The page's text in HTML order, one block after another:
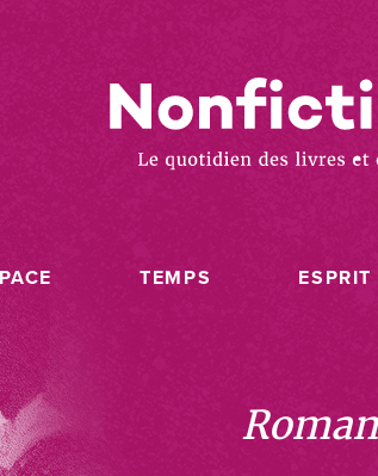
TEMPS ESPRIT